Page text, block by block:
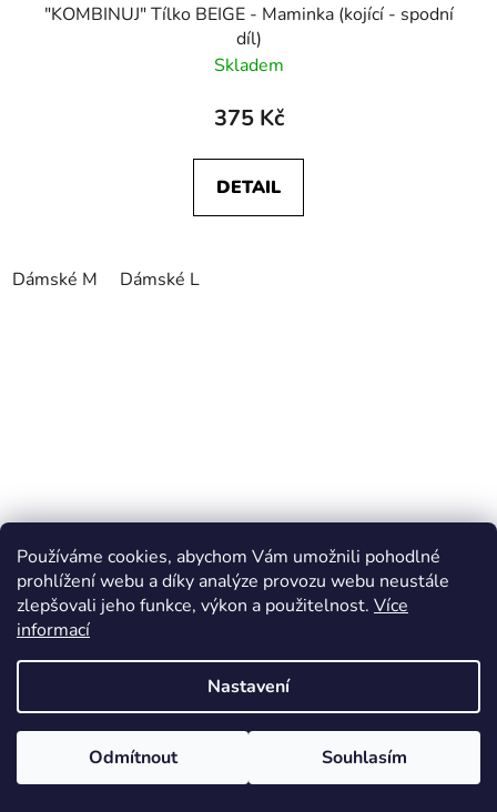
Používáme cookies, abychom Vám umožnili pohodlné
prohlížení webu a díky analýze provozu webu neustále
zlepšovali jeho funkce, výkon a použitelnost. Více
informací
Nastavení
Odmítnout Souhlasím
"KOMBINUJ" Tílko BEIGE - Maminka (kojící - spodní
díl)
Skladem
375 Kč
DETAIL
Dámské M Dámské L